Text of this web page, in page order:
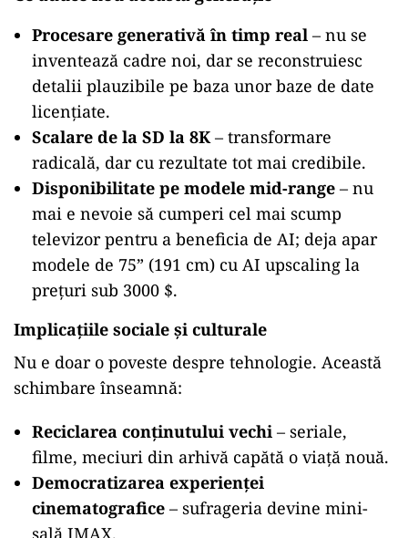
Procesare generativă în timp real – nu se
inventează cadre noi, dar se reconstruiesc
detalii plauzibile pe baza unor baze de date
licențiate.
Scalare de la SD la 8K– transformare
radicală, dar cu rezultate tot mai credibile.
Disponibilitate pe modele mid-range – nu
mai e nevoie să cumperi cel mai scump
televizor pentru a beneficia de AI; deja apar
modele de 75” (191 cm) cu AI upscaling la
prețuri sub 3000 $.
Implicațiile sociale și culturale
Nu e doar o poveste despre tehnologie. Această
schimbare înseamnă:
Reciclarea conținutului vechi – seriale,
filme, meciuri din arhivă capătă o viață nouă.
Democratizarea experienței
cinematografice – sufrageria devine mini-